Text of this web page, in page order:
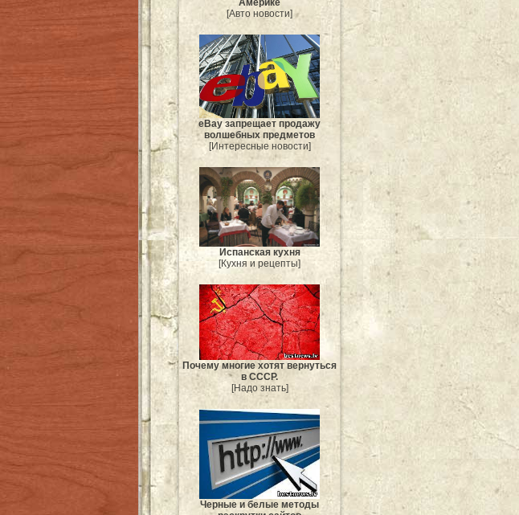
Америке
[Авто новости]
eBay запрещает продажу
волшебных предметов
[Интересные новости]
Испанская кухня
[Кухня и рецепты]
Почему многие хотят вернуться
в СССР.
[Надо знать]
Черные и белые методы